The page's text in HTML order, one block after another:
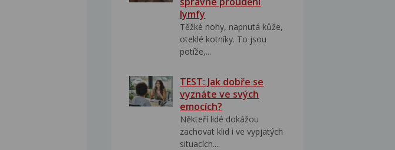
lymfy
Těžké nohy, napnutá kůže,
oteklé kotníky. To jsou
potíže,...
TEST: Jak dobře se
vyznáte ve svých
emocích?
Někteří lidé dokážou
zachovat klid i ve vypjatých
situacích....